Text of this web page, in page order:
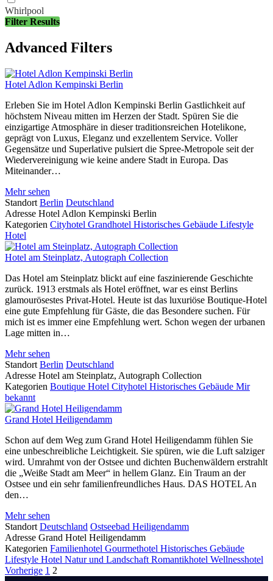
Whirlpool
Filter Results
Advanced Filters
Hotel Adlon Kempinski Berlin
Erleben Sie im Hotel Adlon Kempinski Berlin Gastlichkeit auf
höchstem Niveau mitten im Herzen der Stadt. Spüren Sie die
einzigartige Atmosphäre in dieser traditionsreichen Hotelikone,
geprägt von Luxus, Eleganz und exzellentem Service. Voller
Gegensätze und Superlative pulsiert die Spree-Metropole seit der
Wiedervereinigung wie keine andere Stadt in Europa. Das
Miteinander…
Mehr sehen
Standort Berlin Deutschland
Adresse Hotel Adlon Kempinski Berlin
Kategorien Cityhotel Grandhotel Historisches Gebäude Lifestyle
Hotel
Hotel am Steinplatz, Autograph Collection
Das Hotel am Steinplatz blickt auf eine faszinierende Geschichte
zurück. 1913 erstmals als Hotel eröffnet, war es einst Berlins
glamourösestes Privat-Hotel. Heute ist das luxuriöse Boutique-Hotel
eine gute Empfehlung für Gäste, die das Besondere suchen. Für
mich ist es immer eine Empfehlung wert. Schon wegen der urbanen
Lage mitten in…
Mehr sehen
Standort Berlin Deutschland
Adresse Hotel am Steinplatz, Autograph Collection
Kategorien Boutique Hotel Cityhotel Historisches Gebäude Mir
bekannt
Grand Hotel Heiligendamm
Schon auf dem Weg zum Grand Hotel Heiligendamm fühlen Sie
eine unbeschreibliche Leichtigkeit. Sie spüren, wie die Luft salziger
wird. Umrahmt von der Ostsee und dichten Buchenwäldern erstrahlt
die „Weiße Stadt am Meer“ in hellem Glanz. Ein Traum an der
Ostsee und ein sehr familienfreundliches Haus. DAS HOTEL An
den…
Mehr sehen
Standort Deutschland Ostseebad Heiligendamm
Adresse Grand Hotel Heiligendamm
Kategorien Familienhotel Gourmethotel Historisches Gebäude
Lifestyle Hotel Natur und Landschaft Romantikhotel Wellnesshotel
Posts
Vorherige 1 2